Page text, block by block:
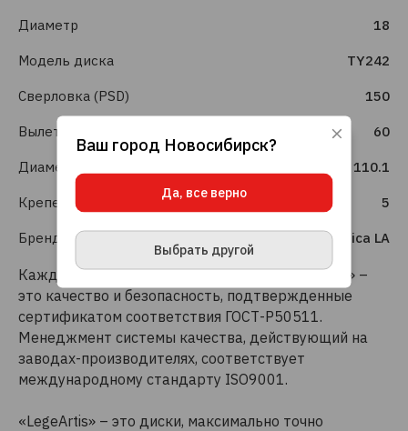
Диаметр 18
Модель диска TY242
Сверловка (PSD) 150
Вылет (ET) 60
Диаметр (DIA) 110.1
Крепеж шт. 5
Бренд Repliсa LA
Каждый литой диск торговой марки «LegeArtis» –
это качество и безопасность, подтвержденные
сертификатом соответствия ГОСТ-Р50511.
Менеджмент системы качества, действующий на
заводах-производителях, соответствует
международному стандарту ISO9001.
«LegeArtis» – это диски, максимально точно
Ваш город Новосибирск?
Да, все верно
Выбрать другой
Используя данный сайт, вы даете согласие
нам делать его удобнее для вас.
ПРИНЯТЬ И ЗАКРЫТЬ